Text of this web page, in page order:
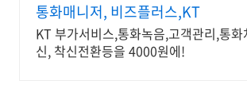
통화매니저, 비즈플러스,KT
KT 부가서비스,통화녹음,고객관리,통
신, 착신전환등을 4000원에!